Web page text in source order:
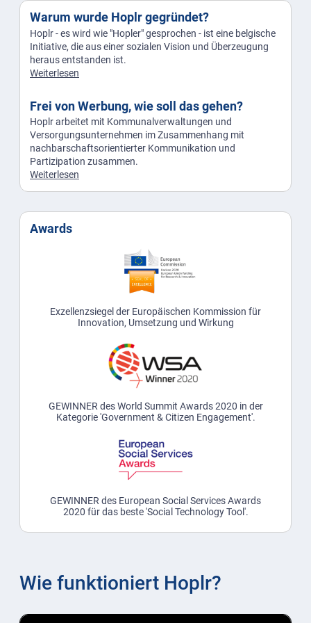
Warum wurde Hoplr gegründet?
Hoplr - es wird wie "Hopler" gesprochen - ist eine belgische
Initiative, die aus einer sozialen Vision und Überzeugung
heraus entstanden ist.
Weiterlesen
Frei von Werbung, wie soll das gehen?
Hoplr arbeitet mit Kommunalverwaltungen und
Versorgungsunternehmen im Zusammenhang mit
nachbarschaftsorientierter Kommunikation und
Partizipation zusammen.
Weiterlesen
Awards
Exzellenzsiegel der Europäischen Kommission für
Innovation, Umsetzung und Wirkung
GEWINNER des World Summit Awards 2020 in der
Kategorie 'Government & Citizen Engagement'.
GEWINNER des European Social Services Awards
2020 für das beste 'Social Technology Tool'.
Wie funktioniert Hoplr?